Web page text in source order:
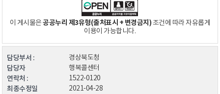
이 게시물은공공누리 제3유형(출처표시 + 변경금지)조건에 따라 자유롭게
이용이 가능합니다.
담당부서 : 경상북도청
담당자 행복콜센터
연락처 : 1522-0120
최종수정일 2021-04-28